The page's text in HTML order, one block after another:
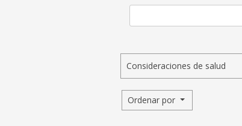
Consideraciones de salud
Ordenar por